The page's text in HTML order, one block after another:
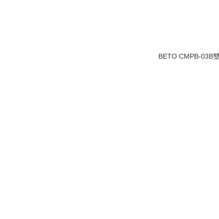
BETO CMPB-03B